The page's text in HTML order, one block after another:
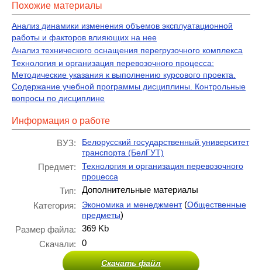
Похожие материалы
Анализ динамики изменения объемов эксплуатационной
работы и факторов влияющих на нее
Анализ технического оснащения перегрузочного комплекса
Технология и организация перевозочного процесса:
Методические указания к выполнению курсового проекта.
Содержание учебной программы дисциплины. Контрольные
вопросы по дисциплине
Информация о работе
ВУЗ:
Белорусский государственный университет
транспорта (БелГУТ)
Предмет:
Технология и организация перевозочного
процесса
Тип:
Дополнительные материалы
Категория:
Экономика и менеджмент(Общественные
предметы)
Размер файла:
369 Kb
Скачали:
0
Скачать файл